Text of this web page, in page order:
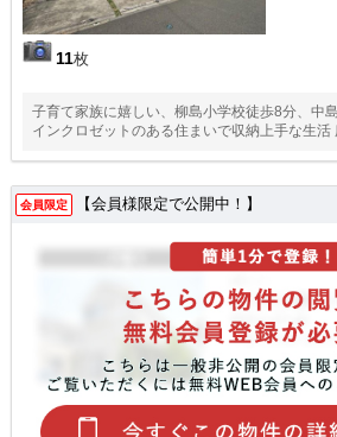
11枚
子育て家族に嬉しい、柳島小学校徒歩8分、中
インクロゼットのある住まいで収納上手な生活
会員限定 【会員様限定で公開中！】